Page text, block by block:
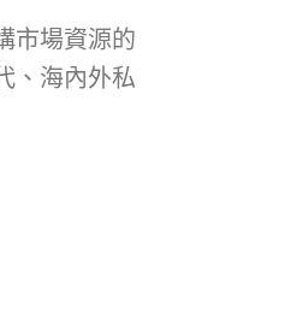
市場資源的
、海內外私